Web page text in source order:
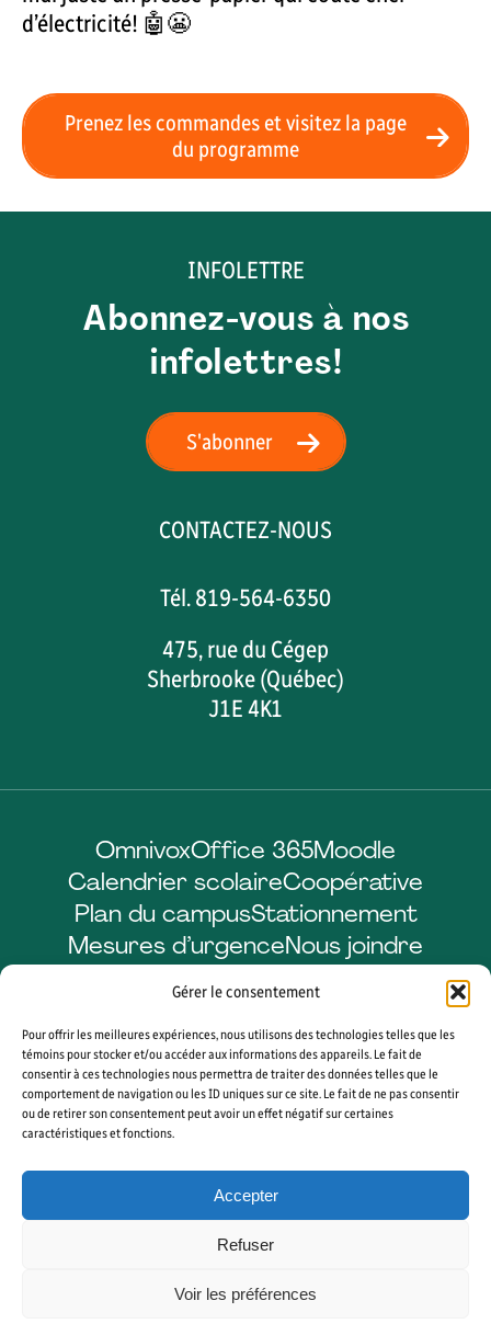
Gérer le consentement
Pour offrir les meilleures expériences, nous utilisons des technologies telles que les
témoins pour stocker et/ou accéder aux informations des appareils. Le fait de
consentir à ces technologies nous permettra de traiter des données telles que le
comportement de navigation ou les ID uniques sur ce site. Le fait de ne pas consentir
ou de retirer son consentement peut avoir un effet négatif sur certaines
caractéristiques et fonctions.
Accepter
Refuser
Voir les préférences
d’électricité! 🤖😬
Prenez les commandes et visitez la page
du programme
INFOLETTRE
Abonnez-vous à nos
infolettres!
S'abonner
CONTACTEZ-NOUS
Tél. 819-564-6350
475, rue du Cégep
Sherbrooke (Québec)
J1E 4K1
OmnivoxOffice 365Moodle
Calendrier scolaireCoopérative
Plan du campusStationnement
Mesures d’urgenceNous joindre
FacebookLinkedInInstagramYouTube
VORTEX SOLUTION
PLAN DU SITE GÉRER MES COOKIES